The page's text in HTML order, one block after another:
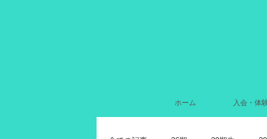
ホーム 入会・体